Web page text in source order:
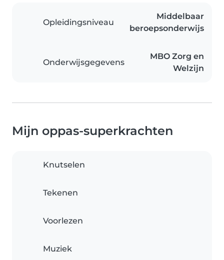
Opleidingsniveau
Middelbaar
beroepsonderwijs
Onderwijsgegevens
MBO Zorg en
Welzijn
Mijn oppas-superkrachten
Knutselen
Tekenen
Voorlezen
Muziek